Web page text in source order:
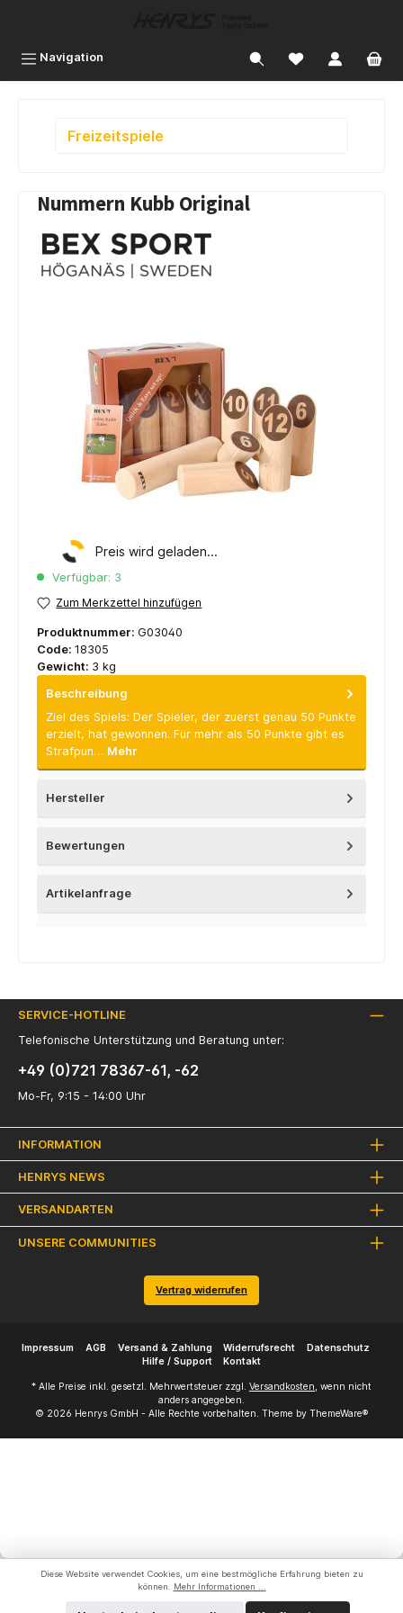
Navigation
Freizeitspiele
Nummern Kubb Original
Preis wird geladen...
Verfügbar: 3
Zum Merkzettel hinzufügen
Produktnummer: G03040
Code: 18305
Gewicht: 3 kg
Beschreibung
Ziel des Spiels: Der Spieler, der zuerst genau 50 Punkte
erzielt, hat gewonnen. Für mehr als 50 Punkte gibt es
Strafpun… Mehr
Hersteller
Bewertungen
Artikelanfrage
SERVICE-HOTLINE
Telefonische Unterstützung und Beratung unter:
+49 (0)721 78367-61, -62
Mo-Fr, 9:15 - 14:00 Uhr
INFORMATION
HENRYS NEWS
VERSANDARTEN
UNSERE COMMUNITIES
Vertrag widerrufen
Impressum AGB Versand & Zahlung Widerrufsrecht
Datenschutz
Hilfe / Support
Kontakt
* Alle Preise inkl. gesetzl. Mehrwertsteuer zzgl. Versandkosten, wenn nicht
anders angegeben.
© 2026 Henrys GmbH - Alle Rechte vorbehalten. Theme by ThemeWare®
Diese Website verwendet Cookies, um eine bestmögliche Erfahrung bieten zu
können.
Mehr Informationen ...